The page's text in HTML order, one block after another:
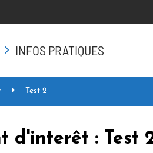
INFOS PRATIQUES
Test 2
d'interêt : Test